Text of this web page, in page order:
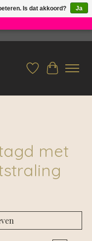
×
Verlanglijst
met
Is dat akkoord?
Ja